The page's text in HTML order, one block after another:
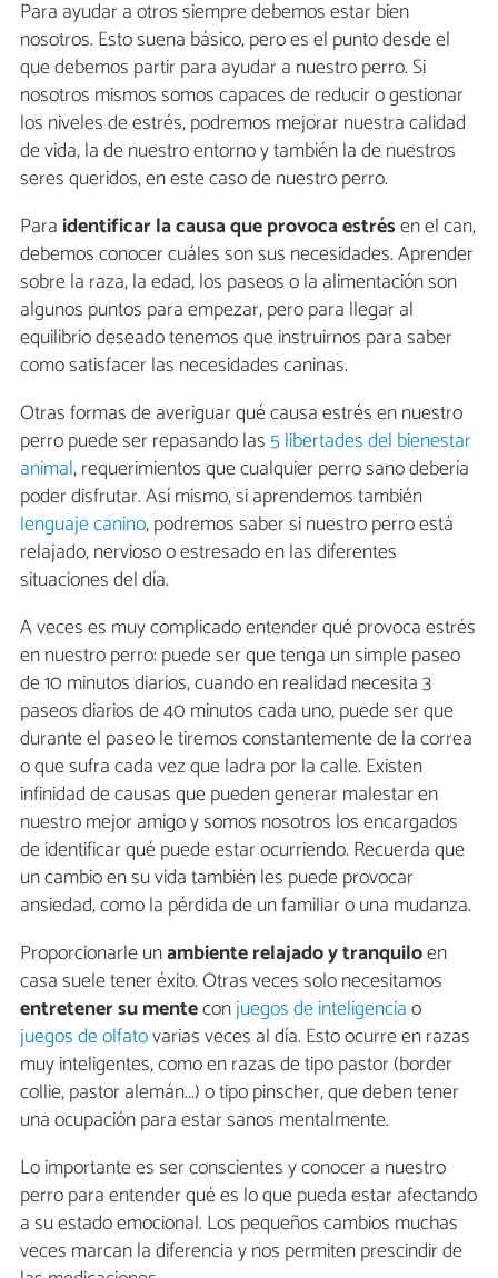
Para ayudar a otros siempre debemos estar bien
nosotros. Esto suena básico, pero es el punto desde el
que debemos partir para ayudar a nuestro perro. Si
nosotros mismos somos capaces de reducir o gestionar
los niveles de estrés, podremos mejorar nuestra calidad
de vida, la de nuestro entorno y también la de nuestros
seres queridos, en este caso de nuestro perro.
Para identificar la causa que provoca estrésen el can,
debemos conocer cuáles son sus necesidades. Aprender
sobre la raza, la edad, los paseos o la alimentación son
algunos puntos para empezar, pero para llegar al
equilibrio deseado tenemos que instruirnos para saber
como satisfacer las necesidades caninas.
Otras formas de averiguar qué causa estrés en nuestro
perro puede ser repasando las5 libertades del bienestar
animal, requerimientos que cualquier perro sano debería
poder disfrutar. Así mismo, si aprendemos también
lenguaje canino, podremos saber si nuestro perro está
relajado, nervioso o estresado en las diferentes
situaciones del día.
A veces es muy complicado entender qué provoca estrés
en nuestro perro: puede ser que tenga un simple paseo
de 10 minutos diarios, cuando en realidad necesita 3
paseos diarios de 40 minutos cada uno, puede ser que
durante el paseo le tiremos constantemente de la correa
o que sufra cada vez que ladra por la calle. Existen
infinidad de causas que pueden generar malestar en
nuestro mejor amigo y somos nosotros los encargados
de identificar qué puede estar ocurriendo. Recuerda que
un cambio en su vida también les puede provocar
ansiedad, como la pérdida de un familiar o una mudanza.
Proporcionarle unambiente relajado y tranquiloen
casa suele tener éxito. Otras veces solo necesitamos
entretener su menteconjuegos de inteligenciao
juegos de olfatovarias veces al día. Esto ocurre en razas
muy inteligentes, como en razas de tipo pastor (border
collie, pastor alemán...) o tipo pinscher, que deben tener
una ocupación para estar sanos mentalmente.
Lo importante es ser conscientes y conocer a nuestro
perro para entender qué es lo que pueda estar afectando
a su estado emocional. Los pequeños cambios muchas
veces marcan la diferencia y nos permiten prescindir de